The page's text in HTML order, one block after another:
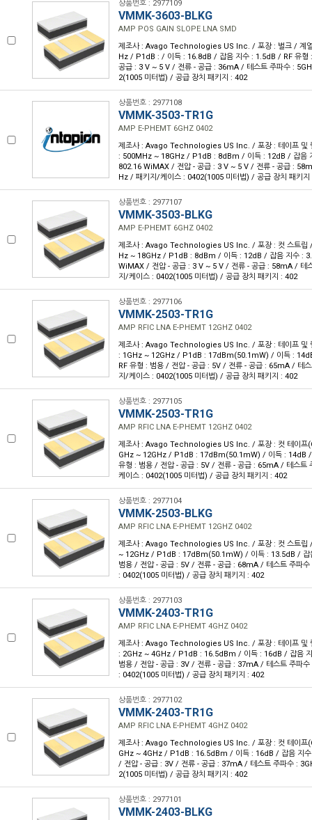
상품번호 : 2977109
VMMK-3603-BLKG
AMP POS GAIN SLOPE LNA SMD
제조사 : Avago Technologies US Inc. / 포장 : 벌크 / 계
Hz / P1dB : / 이득 : 16.8dB / 잡음 지수 : 1.5dB / RF 유형
공급 : 3 V ~ 5 V / 전류 - 공급 : 36mA / 테스트 주파수 :
2(1005 미터법) / 공급 장치 패키지 : 402
상품번호 : 2977108
VMMK-3503-TR1G
AMP E-PHEMT 6GHZ 0402
제조사 : Avago Technologies US Inc. / 포장 : 테이프 및
: 500MHz ~ 18GHz / P1dB : 8dBm / 이득 : 12dB / 잡음
802.16 WiMAX / 전압 - 공급 : 3 V ~ 5 V / 전류 - 공급 :
Hz / 패키지/케이스 : 0402(1005 미터법) / 공급 장치 패키지
상품번호 : 2977107
VMMK-3503-BLKG
AMP E-PHEMT 6GHZ 0402
제조사 : Avago Technologies US Inc. / 포장 : 컷 스트립
Hz ~ 18GHz / P1dB : 8dBm / 이득 : 12dB / 잡음 지수 :
WiMAX / 전압 - 공급 : 3 V ~ 5 V / 전류 - 공급 : 58mA / 테
지/케이스 : 0402(1005 미터법) / 공급 장치 패키지 : 402
상품번호 : 2977106
VMMK-2503-TR1G
AMP RFIC LNA E-PHEMT 12GHZ 0402
제조사 : Avago Technologies US Inc. / 포장 : 테이프 및
: 1GHz ~ 12GHz / P1dB : 17dBm(50.1mW) / 이득 :
RF 유형 : 범용 / 전압 - 공급 : 5V / 전류 - 공급 : 65mA / 테
지/케이스 : 0402(1005 미터법) / 공급 장치 패키지 : 402
상품번호 : 2977105
VMMK-2503-TR1G
AMP RFIC LNA E-PHEMT 12GHZ 0402
제조사 : Avago Technologies US Inc. / 포장 : 컷 테이프
GHz ~ 12GHz / P1dB : 17dBm(50.1mW) / 이득 : 14dB /
유형 : 범용 / 전압 - 공급 : 5V / 전류 - 공급 : 65mA / 테스트
케이스 : 0402(1005 미터법) / 공급 장치 패키지 : 402
상품번호 : 2977104
VMMK-2503-BLKG
AMP RFIC LNA E-PHEMT 12GHZ 0402
제조사 : Avago Technologies US Inc. / 포장 : 컷 스트립
~ 12GHz / P1dB : 17dBm(50.1mW) / 이득 : 13.5dB / 잡
범용 / 전압 - 공급 : 5V / 전류 - 공급 : 68mA / 테스트 주파
: 0402(1005 미터법) / 공급 장치 패키지 : 402
상품번호 : 2977103
VMMK-2403-TR1G
AMP RFIC LNA E-PHEMT 4GHZ 0402
제조사 : Avago Technologies US Inc. / 포장 : 테이프 및
: 2GHz ~ 4GHz / P1dB : 16.5dBm / 이득 : 16dB / 잡음
범용 / 전압 - 공급 : 3V / 전류 - 공급 : 37mA / 테스트 주파
: 0402(1005 미터법) / 공급 장치 패키지 : 402
상품번호 : 2977102
VMMK-2403-TR1G
AMP RFIC LNA E-PHEMT 4GHZ 0402
제조사 : Avago Technologies US Inc. / 포장 : 컷 테이프
GHz ~ 4GHz / P1dB : 16.5dBm / 이득 : 16dB / 잡음 지
/ 전압 - 공급 : 3V / 전류 - 공급 : 37mA / 테스트 주파수 :
2(1005 미터법) / 공급 장치 패키지 : 402
상품번호 : 2977101
VMMK-2403-BLKG